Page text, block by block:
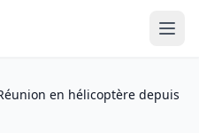
en hélicoptère depuis